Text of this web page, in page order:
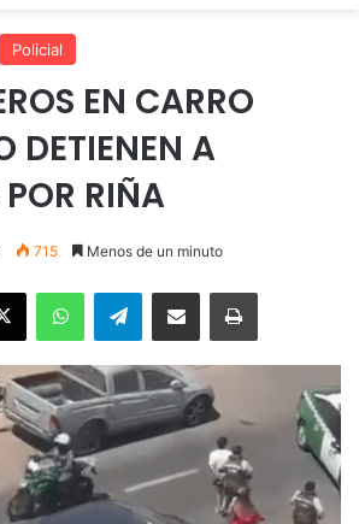
Policial
EN CARRO
DETIENEN A
RIÑA
715 Menos de un minuto
X WhatsAppTelegramEnviar vía email Imprimir